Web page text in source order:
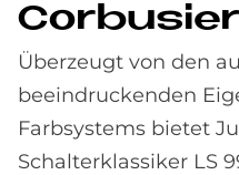
Cor­bu­si­er
Überzeugt von den
beeindruckenden
Farbsystems bietet
Schalterklassiker LS